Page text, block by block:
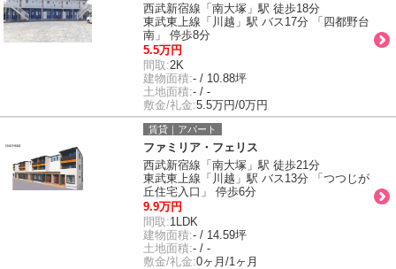
西武新宿線「南大塚」駅 徒歩18分
東武東上線「川越」駅 バス17分 「四都野台
南」 停歩8分
5.5万円
間取:2K
建物面積:- / 10.88坪
土地面積:- / -
敷金/礼金:5.5万円/0万円
賃貸｜アパート
ファミリア・フェリス
西武新宿線「南大塚」駅 徒歩21分
東武東上線「川越」駅 バス13分 「つつじが
丘住宅入口」 停歩6分
9.9万円
間取:1LDK
建物面積:- / 14.59坪
土地面積:- / -
敷金/礼金:0ヶ月/1ヶ月